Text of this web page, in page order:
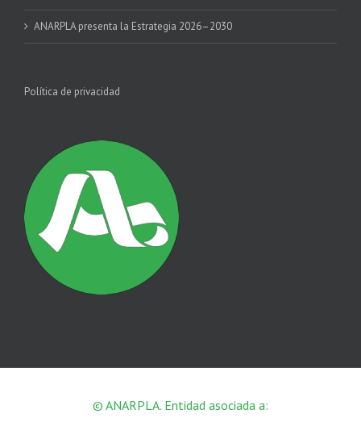
ANARPLA presenta la Estrategia 2026–2030
Política de privacidad
© ANARPLA. Entidad asociada a: